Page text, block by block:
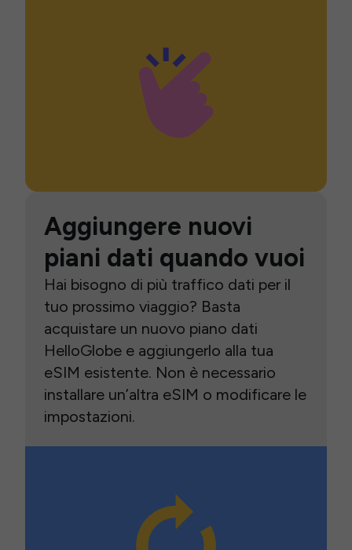
Aggiungere nuovi
piani dati quando vuoi
Hai bisogno di più traffico dati per il
tuo prossimo viaggio? Basta
acquistare un nuovo piano dati
HelloGlobe e aggiungerlo alla tua
eSIM esistente. Non è necessario
installare un’altra eSIM o modificare le
impostazioni.